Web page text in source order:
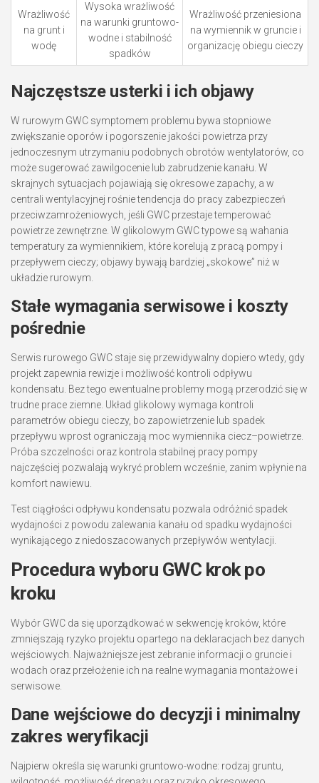
Wrażliwość
na grunt i
wodę
Wysoka wrażliwość
na warunki gruntowo-
wodne i stabilność
spadków
Wrażliwość przeniesiona
na wymiennik w gruncie i
organizację obiegu cieczy
Najczęstsze usterki i ich objawy
W rurowym GWC symptomem problemu bywa stopniowe
zwiększanie oporów i pogorszenie jakości powietrza przy
jednoczesnym utrzymaniu podobnych obrotów wentylatorów, co
może sugerować zawilgocenie lub zabrudzenie kanału. W
skrajnych sytuacjach pojawiają się okresowe zapachy, a w
centrali wentylacyjnej rośnie tendencja do pracy zabezpieczeń
przeciwzamrożeniowych, jeśli GWC przestaje temperować
powietrze zewnętrzne. W glikolowym GWC typowe są wahania
temperatury za wymiennikiem, które korelują z pracą pompy i
przepływem cieczy; objawy bywają bardziej „skokowe” niż w
układzie rurowym.
Stałe wymagania serwisowe i koszty
pośrednie
Serwis rurowego GWC staje się przewidywalny dopiero wtedy, gdy
projekt zapewnia rewizje i możliwość kontroli odpływu
kondensatu. Bez tego ewentualne problemy mogą przerodzić się w
trudne prace ziemne. Układ glikolowy wymaga kontroli
parametrów obiegu cieczy, bo zapowietrzenie lub spadek
przepływu wprost ograniczają moc wymiennika ciecz–powietrze.
Próba szczelności oraz kontrola stabilnej pracy pompy
najczęściej pozwalają wykryć problem wcześnie, zanim wpłynie na
komfort nawiewu.
Test ciągłości odpływu kondensatu pozwala odróżnić spadek
wydajności z powodu zalewania kanału od spadku wydajności
wynikającego z niedoszacowanych przepływów wentylacji.
Procedura wyboru GWC krok po
kroku
Wybór GWC da się uporządkować w sekwencję kroków, które
zmniejszają ryzyko projektu opartego na deklaracjach bez danych
wejściowych. Najważniejsze jest zebranie informacji o gruncie i
wodach oraz przełożenie ich na realne wymagania montażowe i
serwisowe.
Dane wejściowe do decyzji i minimalny
zakres weryfikacji
Najpierw określa się warunki gruntowo-wodne: rodzaj gruntu,